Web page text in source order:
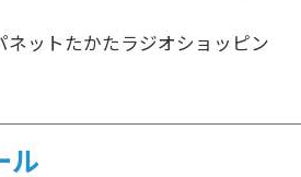
ネットたかたラジオショッピン
ル